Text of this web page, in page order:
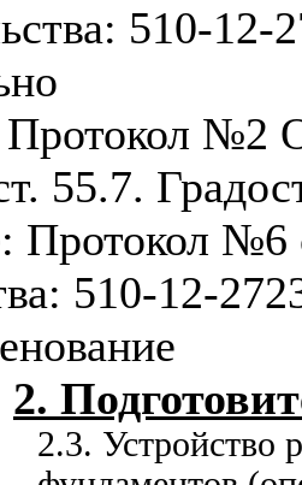
510-12-
№2
55.7.
Протокол №6
510-12-
2.
2.3. Устройство